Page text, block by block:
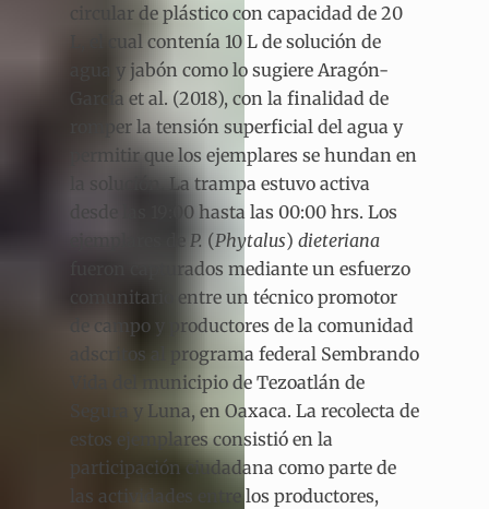
circular de plástico con capacidad de 20
L, el cual contenía 10 L de solución de
agua y jabón como lo sugiere Aragón-
García et al. (2018), con la finalidad de
romper la tensión superficial del agua y
permitir que los ejemplares se hundan en
la solución. La trampa estuvo activa
desde las 19:00 hasta las 00:00 hrs. Los
P. (Phytalus) dieteriana
fueron capturados mediante un esfuerzo
comunitario entre un técnico promotor
de campo y productores de la comunidad
adscritos al programa federal Sembrando
Vida del municipio de Tezoatlán de
Segura y Luna, en Oaxaca. La recolecta de
estos ejemplares consistió en la
participación ciudadana como parte de
las actividades entre los productores,